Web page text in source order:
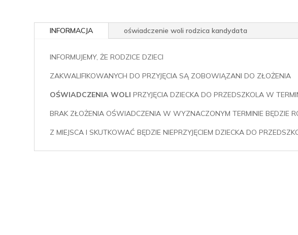
INFORMACJA oświadczenie woli rodzica kandydata
INFORMUJEMY, ŻE RODZICE DZIECI
ZAKWALIFIKOWANYCH DO PRZYJĘCIA SĄ ZOBOWIĄZANI DO ZŁOŻENIA
OŚWIADCZENIA WOLI PRZYJĘCIA DZIECKA DO PRZEDSZKOLA W
BRAK ZŁOŻENIA OŚWIADCZENIA W WYZNACZONYM TERMINIE BĘDZIE
Z MIEJSCA I SKUTKOWAĆ BĘDZIE NIEPRZYJĘCIEM DZIECKA DO